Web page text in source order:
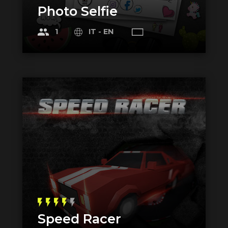
Photo Selfie
1 IT - EN
flash_on flash_on flash_onflash_onflash_on
Speed Racer